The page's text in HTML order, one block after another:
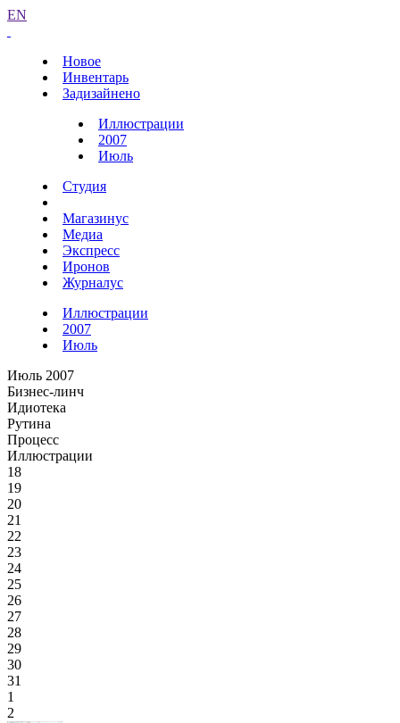
EN
Новое
Инвентарь
Задизайнено
Иллюстрации
2007
Июль
Студия
Магазинус
Медиа
Экспресс
Иронов
Журналус
Иллюстрации
2007
Июль
Июль 2007
Бизнес-линч
Идиотека
Рутина
Процесс
Иллюстрации
18
19
20
21
22
23
24
25
26
27
28
29
30
31
1
2